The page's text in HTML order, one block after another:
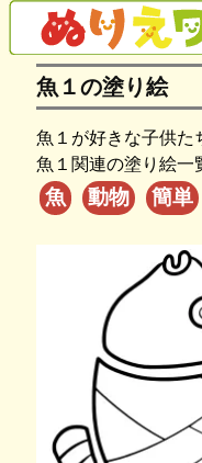
魚１の塗り絵
魚１が好きな子供た
魚１関連の塗り絵一
魚 動物 簡単